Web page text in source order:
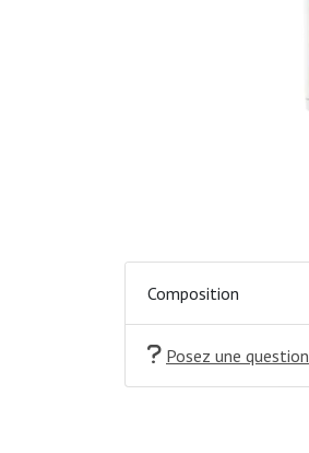
Composition
Posez une question